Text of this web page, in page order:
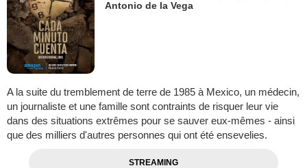
Antonio de la Vega
A la suite du tremblement de terre de 1985 à Mexico, un médecin,
un journaliste et une famille sont contraints de risquer leur vie
dans des situations extrêmes pour se sauver eux-mêmes - ainsi
que des milliers d'autres personnes qui ont été ensevelies.
STREAMING